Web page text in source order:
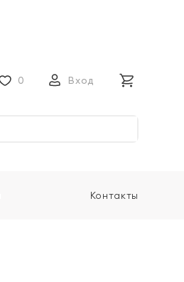
0 Вход
Контакты